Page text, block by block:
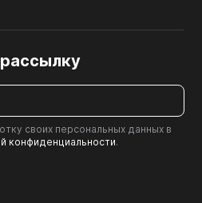
своих персональных данных в
конфиденциальности.